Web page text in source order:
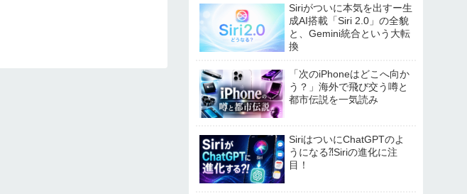
Siriがついに本気を出すー生
成AI搭載「Siri 2.0」の全貌
と、Gemini統合という大転
換
「次のiPhoneはどこへ向か
う？」海外で飛び交う噂と
都市伝説を一気読み
SiriはついにChatGPTのよ
うになる⁈Siriの進化に注
目！